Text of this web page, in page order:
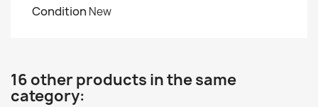
Condition New
16 other products in the same
category: